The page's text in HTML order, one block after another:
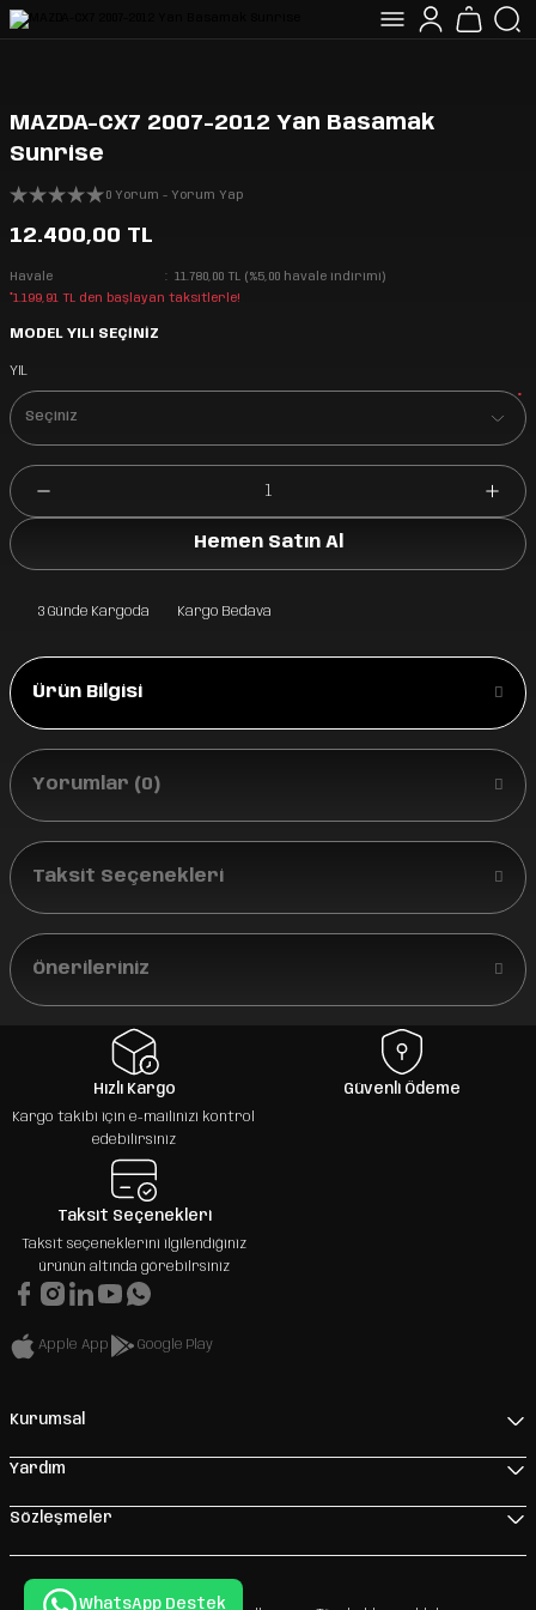
MAZDA-CX7 2007-2012 Yan Basamak
Sunrise
0 Yorum - Yorum Yap
12.400,00 TL
Havale
11.780,00 TL (%5,00 havale indirimi)
*1.199,91 TL den başlayan taksitlerle!
MODEL YILI SEÇİNİZ
YIL
*
Hemen Satın Al
3 Günde Kargoda Kargo Bedava
Ürün Bilgisi
Yorumlar (0)
Taksit Seçenekleri
Önerileriniz
Hızlı Kargo
Kargo takibi için e-mailinizi kontrol
edebilirsiniz
Güvenli Ödeme
Taksit Seçenekleri
Taksit seçeneklerini ilgilendiğiniz
ürünün altında görebilrsiniz
Apple App Google Play
Kurumsal
Yardım
Sözleşmeler
WhatsApp Destek